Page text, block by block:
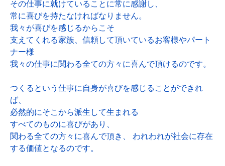
その仕事に就けていることに常に感謝し、
常に喜びを持たなければなりません。
我々が喜びを感じるからこそ
支えてくれる家族、信頼して頂いているお客様やパート
ナー様
我々の仕事に関わる全ての方々に喜んで頂けるのです。
つくるという仕事に自身が喜びを感じることができれ
ば、
必然的にそこから派生して生まれる
すべてのものに喜びがあり、
関わる全ての方々に喜んで頂き、 われわれが社会に存在
する価値となるのです。